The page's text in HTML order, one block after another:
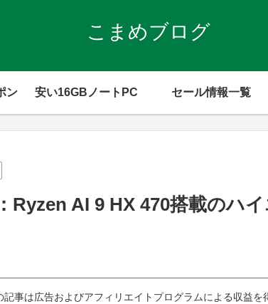
こまめブログ
ン 安い16GBノートPC セール情報一覧
AI 9 HX 470搭載のハイ
記事は広告およびアフィリエイトプログラムによる収益を